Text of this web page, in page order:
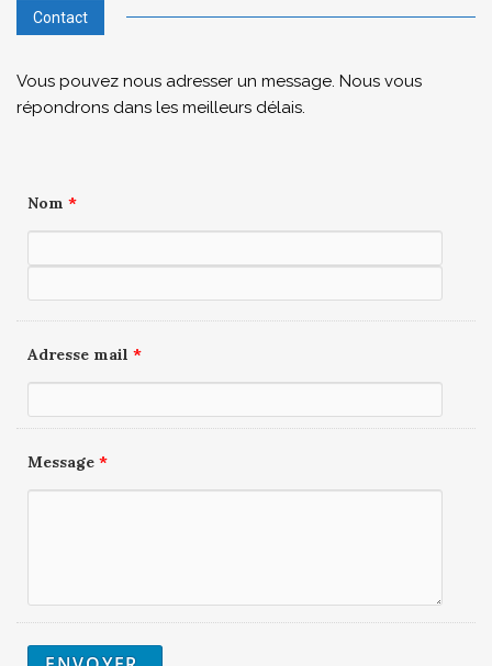
Contact
Vous pouvez nous adresser un message. Nous vous
répondrons dans les meilleurs délais.
Nom *
Adresse mail *
Message *